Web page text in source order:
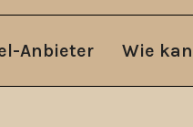
Anbieter Wie